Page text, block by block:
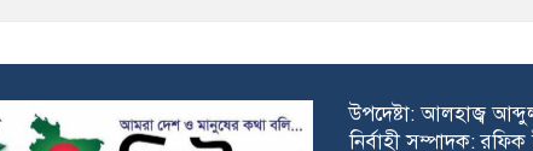
উপদেষ্টা: আলহাজ্ব
নির্বাহী সম্পাদক: